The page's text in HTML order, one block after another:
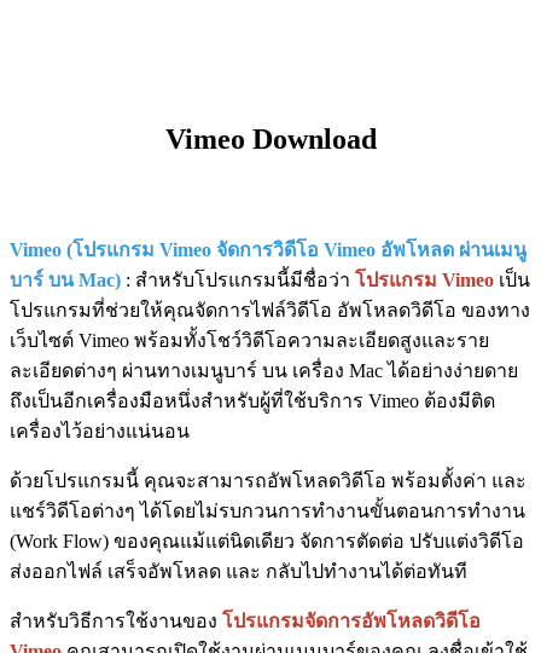
Vimeo Download
Vimeo (โปรแกรม Vimeo จัดการวิดีโอ Vimeo อัพโหลด ผ่านเมนู
บาร์ บน Mac) : สำหรับโปรแกรมนี้มีชื่อว่า โปรแกรม Vimeo เป็น
โปรแกรมที่ช่วยให้คุณจัดการไฟล์วิดีโอ อัพโหลดวิดีโอ ของทาง
เว็บไซต์ Vimeo พร้อมทั้งโชว์วิดีโอความละเอียดสูงและราย
ละเอียดต่างๆ ผ่านทางเมนูบาร์ บน เครื่อง Mac ได้อย่างง่ายดาย
ถึงเป็นอีกเครื่องมือหนึ่งสำหรับผู้ที่ใช้บริการ Vimeo ต้องมีติด
เครื่องไว้อย่างแน่นอน
ด้วยโปรแกรมนี้ คุณจะสามารถอัพโหลดวิดีโอ พร้อมตั้งค่า และ
แชร์วิดีโอต่างๆ ได้โดยไม่รบกวนการทำงานขั้นตอนการทำงาน
(Work Flow) ของคุณแม้แต่นิดเดียว จัดการตัดต่อ ปรับแต่งวิดีโอ
ส่งออกไฟล์ เสร็จอัพโหลด และ กลับไปทำงานได้ต่อทันที
สำหรับวิธีการใช้งานของ โปรแกรมจัดการอัพโหลดวิดีโอ